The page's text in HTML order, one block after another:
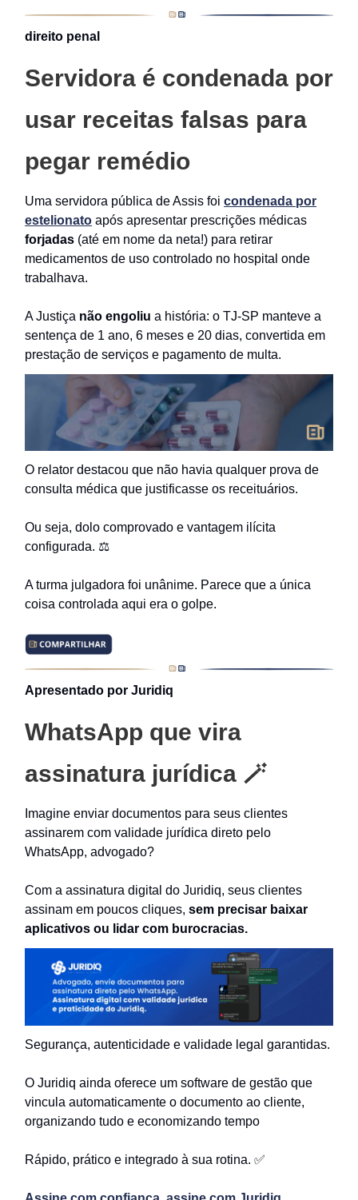
direito penal
Servidora é condenada por
usar receitas falsas para
pegar remédio
Uma servidora pública de Assis foi condenada por
estelionato após apresentar prescrições médicas
forjadas (até em nome da neta!) para retirar
medicamentos de uso controlado no hospital onde
trabalhava.
A Justiça não engoliu a história: o TJ-SP manteve a
sentença de 1 ano, 6 meses e 20 dias, convertida em
prestação de serviços e pagamento de multa.
O relator destacou que não havia qualquer prova de
consulta médica que justificasse os receituários.
Ou seja, dolo comprovado e vantagem ilícita
configurada. ⚖️
A turma julgadora foi unânime. Parece que a única
coisa controlada aqui era o golpe.
Apresentado por Juridiq
WhatsApp que vira
assinatura jurídica 🪄
Imagine enviar documentos para seus clientes
assinarem com validade jurídica direto pelo
WhatsApp, advogado?
Com a assinatura digital do Juridiq, seus clientes
assinam em poucos cliques, sem precisar baixar
aplicativos ou lidar com burocracias.
Segurança, autenticidade e validade legal garantidas.
O Juridiq ainda oferece um software de gestão que
vincula automaticamente o documento ao cliente,
organizando tudo e economizando tempo
Rápido, prático e integrado à sua rotina. ✅